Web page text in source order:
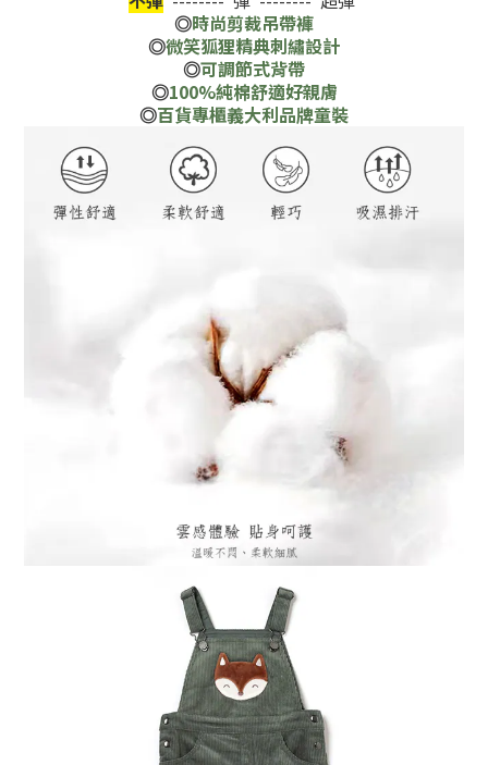
◎時尚剪裁吊帶褲
◎微笑狐狸精典刺繡設計
◎可調節式背帶
◎100%純棉舒適好親膚
◎百貨專櫃義大利品牌童裝